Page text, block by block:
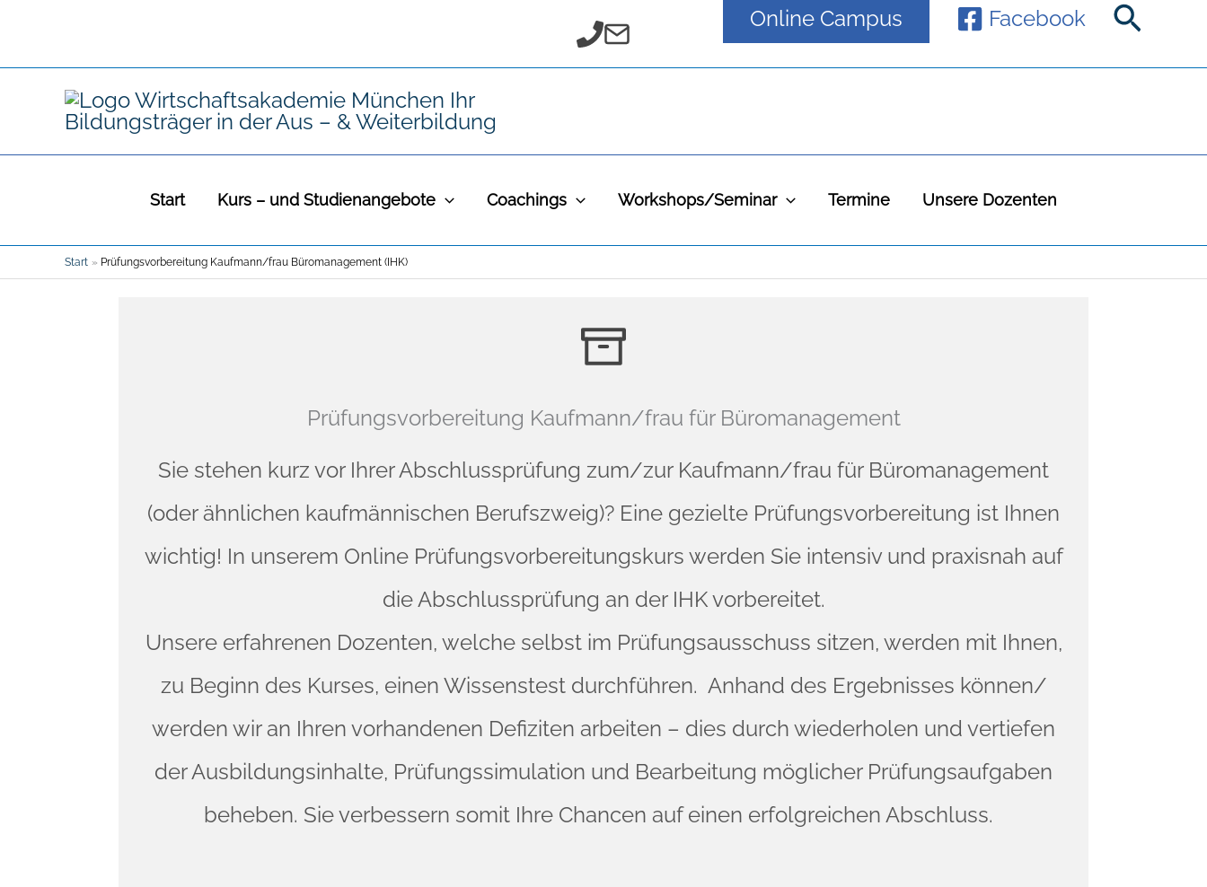
Inhalt
springen
Online Campus Facebook
Start Kurs – und Studienangebote Coachings Workshops/Seminar Termine Unsere Dozenten
Start Prüfungsvorbereitung Kaufmann/frau Büromanagement (IHK)
Prüfungsvorbereitung Kaufmann/frau für Büromanagement
Sie stehen kurz vor Ihrer Abschlussprüfung zum/zur Kaufmann/frau für Büromanagement
(oder ähnlichen kaufmännischen Berufszweig)? Eine gezielte Prüfungsvorbereitung ist Ihnen
wichtig! In unserem Online Prüfungsvorbereitungskurs werden Sie intensiv und praxisnah auf
die Abschlussprüfung an der IHK vorbereitet.
Unsere erfahrenen Dozenten, welche selbst im Prüfungsausschuss sitzen, werden mit Ihnen,
zu Beginn des Kurses, einen Wissenstest durchführen. Anhand des Ergebnisses können/
werden wir an Ihren vorhandenen Defiziten arbeiten – dies durch wiederholen und vertiefen
der Ausbildungsinhalte, Prüfungssimulation und Bearbeitung möglicher Prüfungsaufgaben
beheben. Sie verbessern somit Ihre Chancen auf einen erfolgreichen Abschluss.